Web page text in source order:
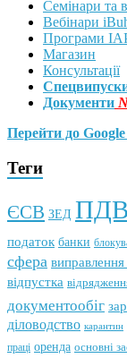
Семінари та
Вебінари
Програми
Магазин
Консультації
Документи
Перейти до
Теги
ЄСВ ЗЕД ПДВ
податок банки
сфера
відпустка
документообіг
діловодство карантин
праці оренда основні